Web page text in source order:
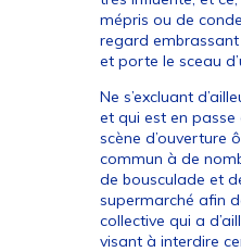
mépris ou de
regard embrassant
et porte le sceau
Ne s’excluant
et qui est en passe
scène d’ouverture
commun à de
de bousculade et
supermarché afin
collective qui a
visant à interdire